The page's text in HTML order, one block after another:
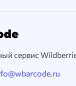
сервис